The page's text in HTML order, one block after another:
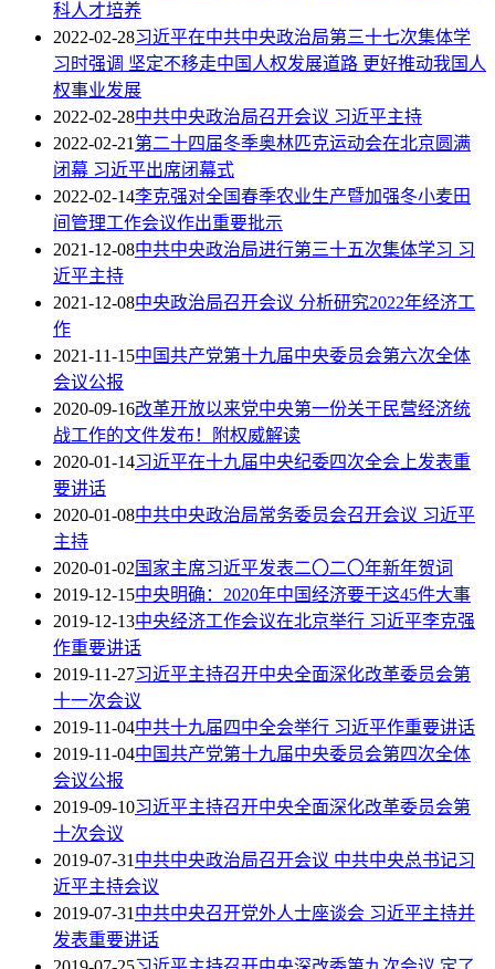
科人才培养
2022-02-28习近平在中共中央政治局第三十七次集体学
习时强调 坚定不移走中国人权发展道路 更好推动我国人
权事业发展
2022-02-28中共中央政治局召开会议 习近平主持
2022-02-21第二十四届冬季奥林匹克运动会在北京圆满
闭幕 习近平出席闭幕式
2022-02-14李克强对全国春季农业生产暨加强冬小麦田
间管理工作会议作出重要批示
2021-12-08中共中央政治局进行第三十五次集体学习 习
近平主持
2021-12-08中央政治局召开会议 分析研究2022年经济工
作
2021-11-15中国共产党第十九届中央委员会第六次全体
会议公报
2020-09-16改革开放以来党中央第一份关于民营经济统
战工作的文件发布！附权威解读
2020-01-14习近平在十九届中央纪委四次全会上发表重
要讲话
2020-01-08中共中央政治局常务委员会召开会议 习近平
主持
2020-01-02国家主席习近平发表二〇二〇年新年贺词
2019-12-15中央明确：2020年中国经济要干这45件大事
2019-12-13中央经济工作会议在北京举行 习近平李克强
作重要讲话
2019-11-27习近平主持召开中央全面深化改革委员会第
十一次会议
2019-11-04中共十九届四中全会举行 习近平作重要讲话
2019-11-04中国共产党第十九届中央委员会第四次全体
会议公报
2019-09-10习近平主持召开中央全面深化改革委员会第
十次会议
2019-07-31中共中央政治局召开会议 中共中央总书记习
近平主持会议
2019-07-31中共中央召开党外人士座谈会 习近平主持并
发表重要讲话